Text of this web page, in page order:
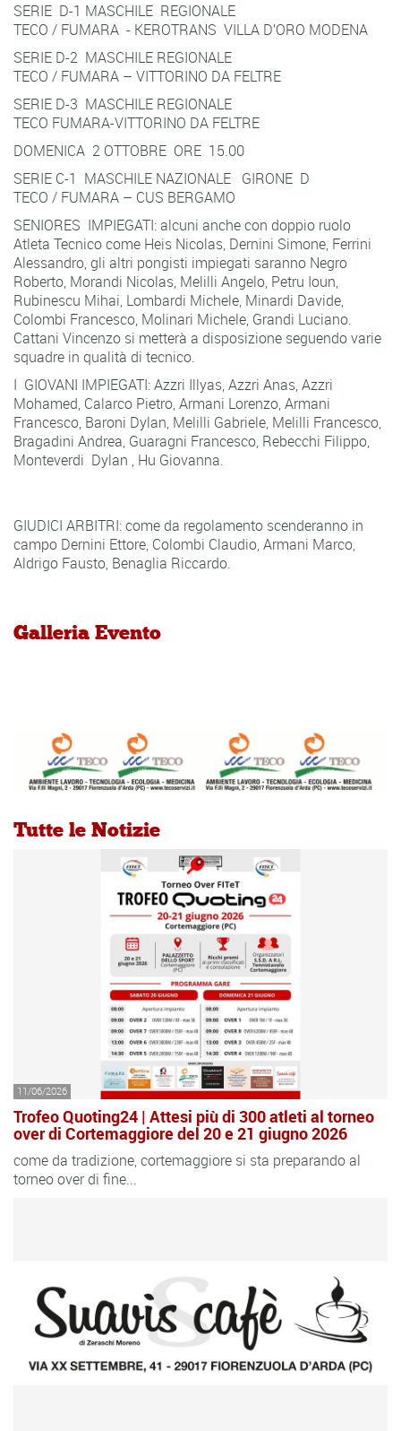
SERIE D-1 MASCHILE REGIONALE
TECO / FUMARA - KEROTRANS VILLA D’ORO MODENA
SERIE D-2 MASCHILE REGIONALE
TECO / FUMARA – VITTORINO DA FELTRE
SERIE D-3 MASCHILE REGIONALE
TECO FUMARA-VITTORINO DA FELTRE
DOMENICA 2 OTTOBRE ORE 15.00
SERIE C-1 MASCHILE NAZIONALE GIRONE D
TECO / FUMARA – CUS BERGAMO
SENIORES IMPIEGATI: alcuni anche con doppio ruolo
Atleta Tecnico come Heis Nicolas, Dernini Simone, Ferrini
Alessandro, gli altri pongisti impiegati saranno Negro
Roberto, Morandi Nicolas, Melilli Angelo, Petru Ioun,
Rubinescu Mihai, Lombardi Michele, Minardi Davide,
Colombi Francesco, Molinari Michele, Grandi Luciano.
Cattani Vincenzo si metterà a disposizione seguendo varie
squadre in qualità di tecnico.
I GIOVANI IMPIEGATI: Azzri Illyas, Azzri Anas, Azzri
Mohamed, Calarco Pietro, Armani Lorenzo, Armani
Francesco, Baroni Dylan, Melilli Gabriele, Melilli Francesco,
Bragadini Andrea, Guaragni Francesco, Rebecchi Filippo,
Monteverdi Dylan , Hu Giovanna.
GIUDICI ARBITRI: come da regolamento scenderanno in
campo Dernini Ettore, Colombi Claudio, Armani Marco,
Aldrigo Fausto, Benaglia Riccardo.
Galleria Evento
Tutte le Notizie
11/06/2026
Trofeo Quoting24 | Attesi più di 300 atleti al torneo
over di Cortemaggiore del 20 e 21 giugno 2026
come da tradizione, cortemaggiore si sta preparando al
torneo over di fine...